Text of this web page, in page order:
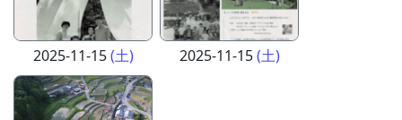
2025-11-15(土) 2025-11-15(土)